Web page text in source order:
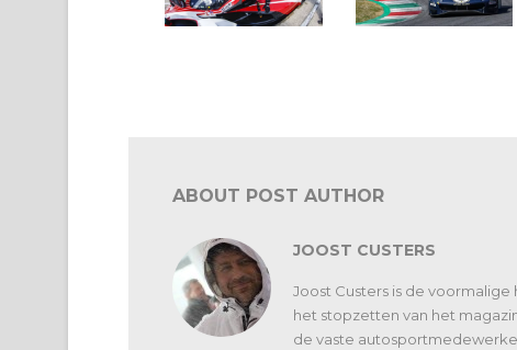
ABOUT POST AUTHOR
JOOST CUSTERS
Joost Custers is de
het stopzetten van het
de vaste